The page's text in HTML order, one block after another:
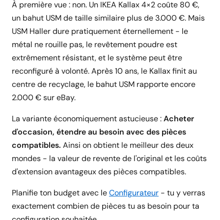
À première vue : non. Un IKEA Kallax 4×2 coûte 80 €,
un bahut USM de taille similaire plus de 3.000 €. Mais
USM Haller dure pratiquement éternellement - le
métal ne rouille pas, le revêtement poudre est
extrêmement résistant, et le système peut être
reconfiguré à volonté. Après 10 ans, le Kallax finit au
centre de recyclage, le bahut USM rapporte encore
2.000 € sur eBay.
La variante économiquement astucieuse :Acheter
d'occasion, étendre au besoin avec des pièces
compatibles. Ainsi on obtient le meilleur des deux
mondes - la valeur de revente de l'original et les coûts
d'extension avantageux des pièces compatibles.
Planifie ton budget avec leConfigurateur - tu y verras
exactement combien de pièces tu as besoin pour ta